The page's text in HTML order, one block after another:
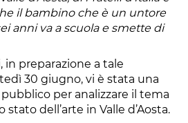
il bambino che è un untore
anni va a scuola e smette di
in preparazione a tale
30 giugno, vi è stata una
per analizzare il tema
dell’arte in Valle d’Aosta.